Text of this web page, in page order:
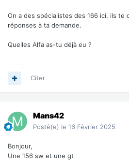
On a des spécialistes des 166 ici, ils te
réponses à ta demande.
Quelles Alfa as-tu déjà eu ?
Citer
Mans42
Posté(e) le 16 Février 2025
Bonjour,
Une 156 sw et une gt